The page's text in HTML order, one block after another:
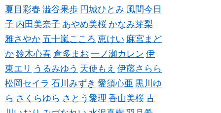
夏目彩春 澁谷果歩 円城ひとみ 風間今日
子 内田美奈子 あやめ美桜 かなみ芽梨
雅さやか 五十嵐こころ 恵けい 麻宮まど
か 鈴木心春 倉多まお 一ノ瀬カレン 伊
東エリ うるみゆう 天使もえ 伊藤さらら
松岡セイラ 石川みずき 愛須心亜 黒川ゆ
ら さくらゆら さとう愛理 香山美桜 古